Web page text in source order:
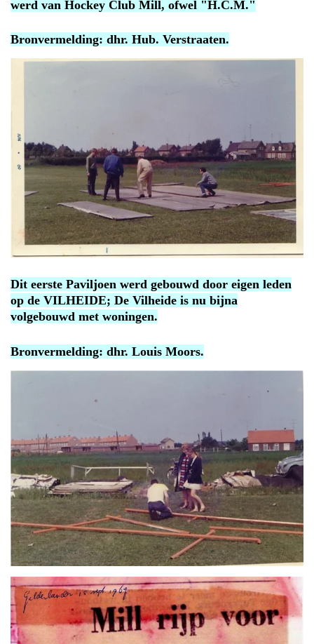
werd van Hockey Club Mill, ofwel "H.C.M."
Bronvermelding: dhr. Hub. Verstraaten.
Dit eerste Paviljoen werd gebouwd door eigen leden
op de VILHEIDE; De Vilheide is nu bijna
volgebouwd met woningen.
Bronvermelding: dhr. Louis Moors.